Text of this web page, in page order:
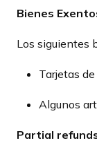
Bienes
Los siguientes
Tarjetas
Algunos
Partial